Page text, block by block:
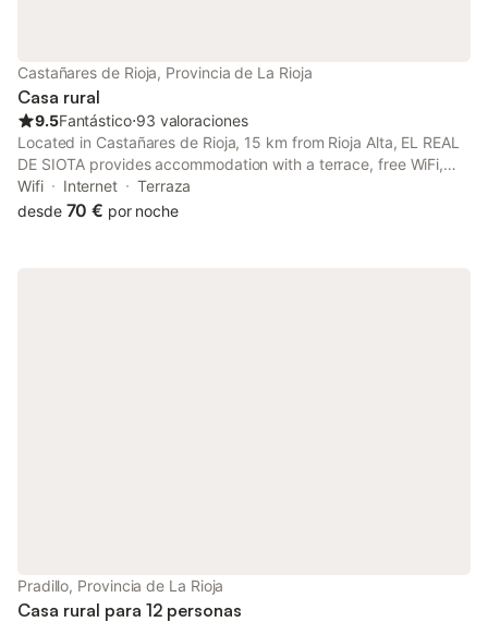
Castañares de Rioja, Provincia de La Rioja
Casa rural
9.5Fantástico⋅93 valoraciones
Located in Castañares de Rioja, 15 km from Rioja Alta, EL REAL
DE SIOTA provides accommodation with a terrace, free WiFi,
full-day security, and private check-in and check-out.
Wifi Internet
Terraza
desde 70 € por noche
Pradillo, Provincia de La Rioja
Casa rural para 12 personas